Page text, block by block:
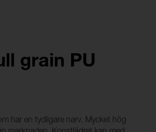
grain PU
har en tydligare narv. Mycket hög